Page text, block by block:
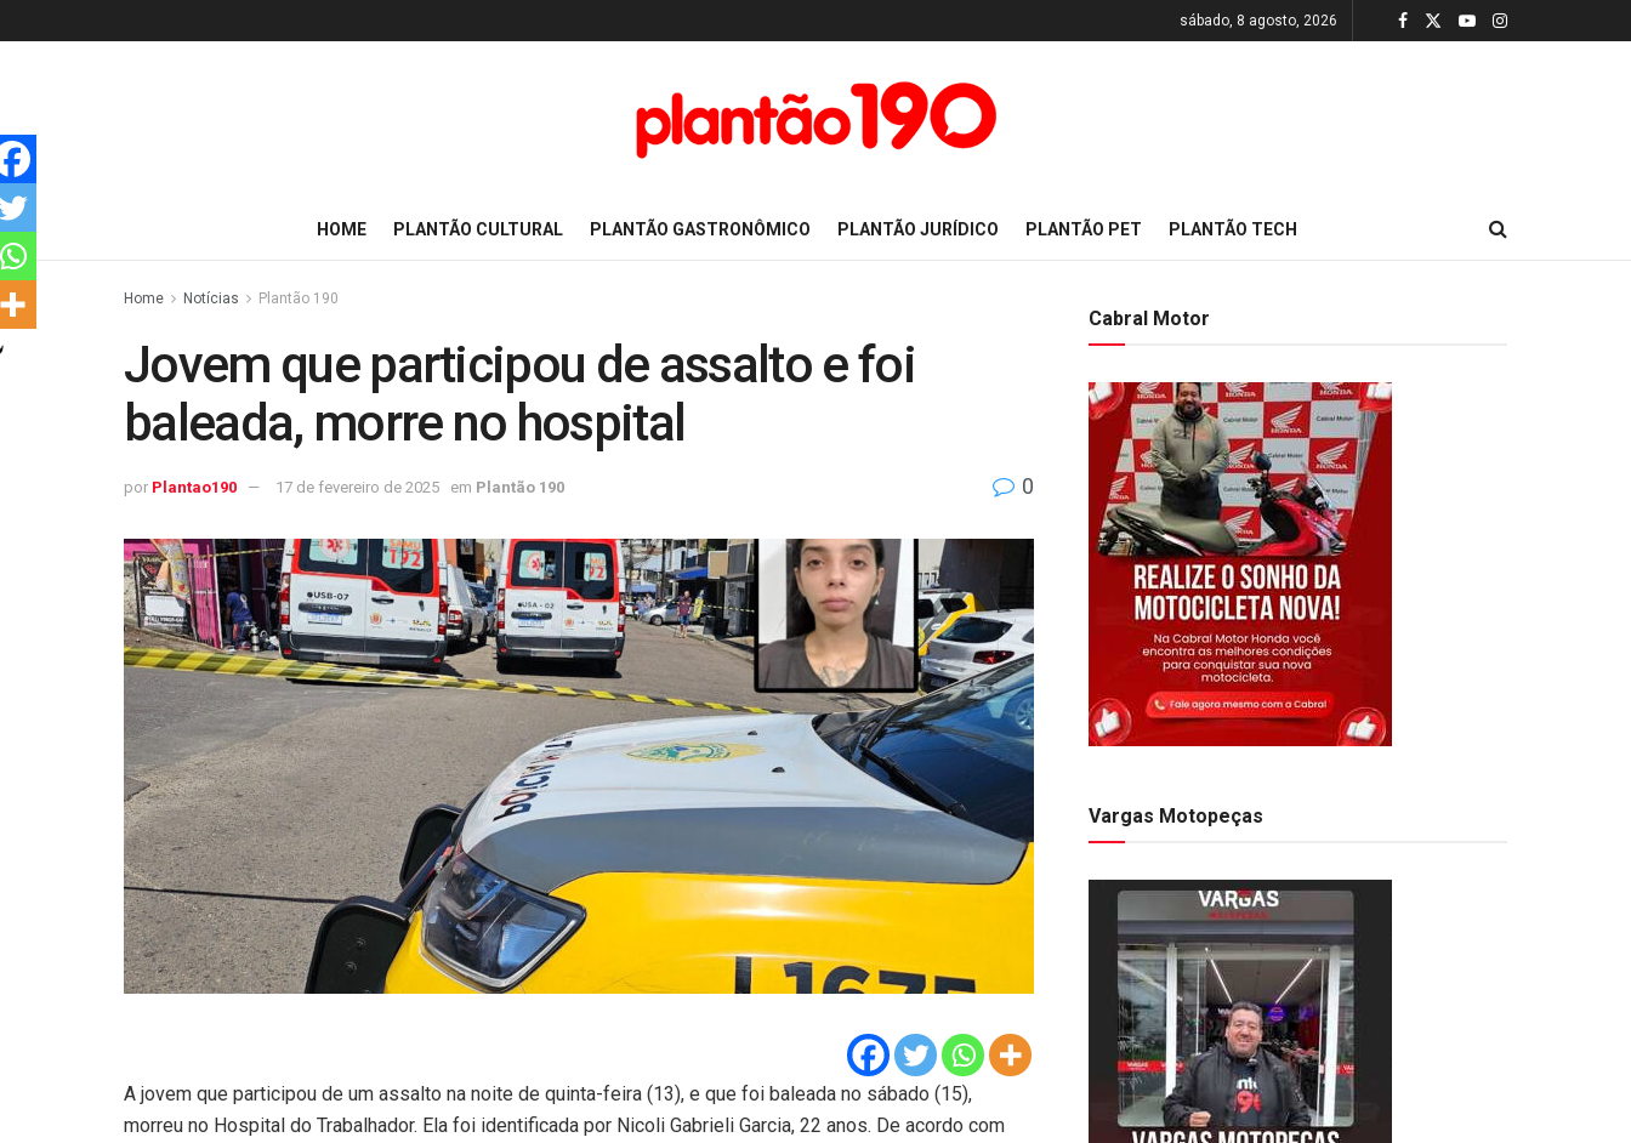
sábado, 8 agosto, 2026
HOME PLANTÃO CULTURAL PLANTÃO GASTRONÔMICO PLANTÃO JURÍDICO PLANTÃO PET PLANTÃO TECH
Home Notícias Plantão 190
Jovem que participou de assalto e foi
baleada, morre no hospital
por Plantao190 17 de fevereiro de 2025 em Plantão 190 0
A jovem que participou de um assalto na noite de quinta-feira (13), e que foi baleada no sábado (15),
morreu no Hospital do Trabalhador. Ela foi identificada por Nicoli Gabrieli Garcia, 22 anos. De acordo com
Cabral Motor
Vargas Motopeças